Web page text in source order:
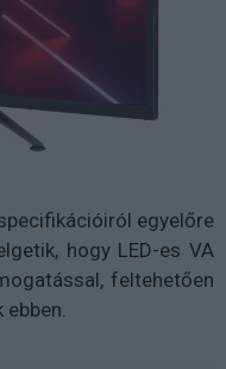
egyelőre
hogy LED-es VA
feltehetően